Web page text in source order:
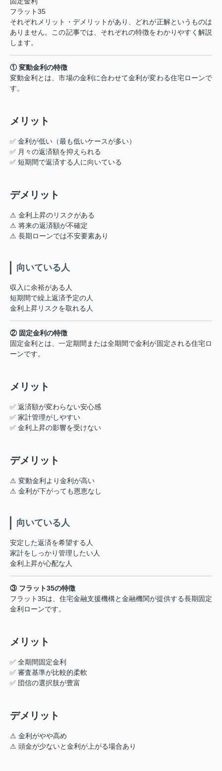
フラット35
それぞれメリット・デメリットがあり、どれが正解というものは
ありません。この記事では、それぞれの特徴をわかりやすく解説
します。
① 変動金利の特徴
変動金利とは、市場の金利に合わせて金利が変わる住宅ローンで
す。
メリット
✅ 金利が低い（最も低いケースが多い）
✅ 月々の返済額を抑えられる
✅ 短期間で返済する人に向いている
デメリット
⚠ 金利上昇のリスクがある
⚠ 将来の返済額が不確定
⚠ 長期ローンでは不安要素あり
向いている人
収入に余裕がある人
短期間で繰上返済予定の人
金利上昇リスクを取れる人
② 固定金利の特徴
固定金利とは、一定期間または全期間で金利が固定される住宅ロ
ーンです。
メリット
✅ 返済額が変わらない安心感
✅ 家計管理がしやすい
✅ 金利上昇の影響を受けない
デメリット
⚠ 変動金利より金利が高い
⚠ 金利が下がっても恩恵なし
向いている人
安定した返済を希望する人
家計をしっかり管理したい人
金利上昇が心配な人
③ フラット35の特徴
フラット35は、住宅金融支援機構と金融機関が提供する長期固定
金利ローンです。
メリット
✅ 全期間固定金利
✅ 審査基準が比較的柔軟
✅ 団信の選択肢が豊富
デメリット
⚠ 金利がやや高め
⚠ 頭金が少ないと金利が上がる場合あり